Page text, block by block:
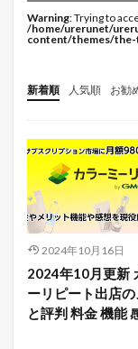
Warning: Trying to
/home/urerunet/
content/themes/
新着順 人気順 お勧
未
2024年10月16日
2024年10月更新
ーリピート出店の
と評判 料金 機能